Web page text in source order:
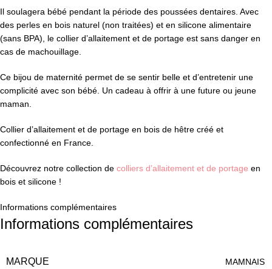
Il soulagera bébé pendant la période des poussées dentaires. Avec
des perles en bois naturel (non traitées) et en silicone alimentaire
(sans BPA), le collier d’allaitement et de portage est sans danger en
cas de machouillage.
Ce bijou de maternité permet de se sentir belle et d’entretenir une
complicité avec son bébé. Un cadeau à offrir à une future ou jeune
maman.
Collier d’allaitement et de portage en bois de hêtre créé et
confectionné en France.
Découvrez notre collection de colliers d’allaitement et de portage en
bois et silicone !
Informations complémentaires
Informations complémentaires
MARQUE MAMNAIS